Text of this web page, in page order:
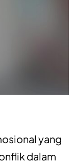
yang
dalam